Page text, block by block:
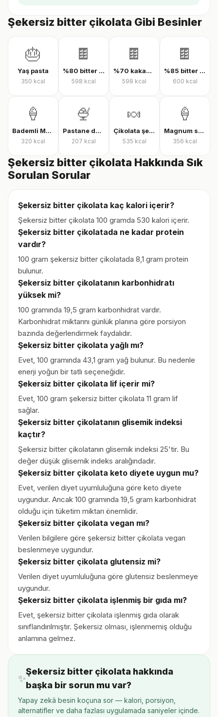
Şekersiz bitter çikolata Gibi Besinler
🎂
Yaş pasta
350 kcal
🍫
%80 bitter çikolata
598 kcal
🍫
%70 kakaolu bitter çikolata
598 kcal
🍫
%85 bitter çikolata
600 kcal
🍦
Bademli Magnum dondurma
320 kcal
🍨
Pastane dondurması
207 kcal
🍬
Çikolata şekeri
535 kcal
🍦
Magnum sandviç bademli dondurma
356 kcal
Şekersiz bitter çikolata Hakkında Sık
Sorulan Sorular
Şekersiz bitter çikolata kaç kalori içerir?
Şekersiz bitter çikolata 100 gramda 530 kalori içerir.
Şekersiz bitter çikolatada ne kadar protein
vardır?
100 gram şekersiz bitter çikolatada 8,1 gram protein
bulunur.
Şekersiz bitter çikolatanın karbonhidratı
yüksek mi?
100 gramında 19,5 gram karbonhidrat vardır.
Karbonhidrat miktarını günlük planına göre porsiyon
bazında değerlendirmek faydalıdır.
Şekersiz bitter çikolata yağlı mı?
Evet, 100 gramında 43,1 gram yağ bulunur. Bu nedenle
enerji yoğun bir tatlı seçeneğidir.
Şekersiz bitter çikolata lif içerir mi?
Evet, 100 gram şekersiz bitter çikolata 11 gram lif
sağlar.
Şekersiz bitter çikolatanın glisemik indeksi
kaçtır?
Şekersiz bitter çikolatanın glisemik indeksi 25'tir. Bu
değer düşük glisemik indeks aralığındadır.
Şekersiz bitter çikolata keto diyete uygun mu?
Evet, verilen diyet uyumluluğuna göre keto diyete
uygundur. Ancak 100 gramında 19,5 gram karbonhidrat
olduğu için tüketim miktarı önemlidir.
Şekersiz bitter çikolata vegan mı?
Verilen bilgilere göre şekersiz bitter çikolata vegan
beslenmeye uygundur.
Şekersiz bitter çikolata glutensiz mi?
Verilen diyet uyumluluğuna göre glutensiz beslenmeye
uygundur.
Şekersiz bitter çikolata işlenmiş bir gıda mı?
Evet, şekersiz bitter çikolata işlenmiş gıda olarak
sınıflandırılmıştır. Şekersiz olması, işlenmemiş olduğu
anlamına gelmez.
✨
Şekersiz bitter çikolata hakkında
başka bir sorun mu var?
Yapay zekâ besin koçuna sor — kalori, porsiyon,
alternatifler ve daha fazlası uygulamada saniyeler içinde.